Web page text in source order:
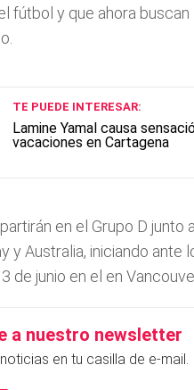
fútbol y que ahora buscan
TE PUEDE INTERESAR:
Lamine Yamal causa
vacaciones en Cartagena
en el Grupo D junto
y Australia, iniciando ante
de junio en el en
a nuestro newsletter
en tu casilla de e-mail.